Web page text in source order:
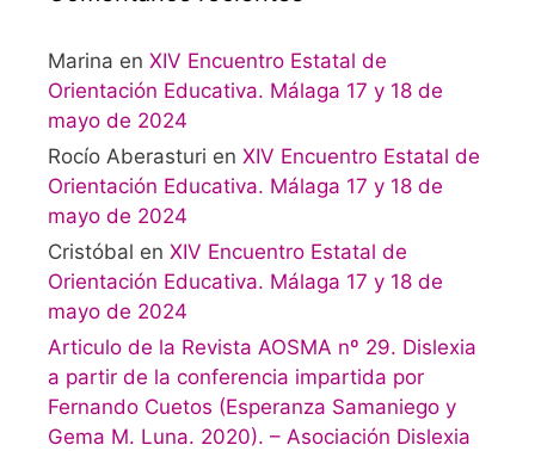
Marina en XIV Encuentro Estatal de
Orientación Educativa. Málaga 17 y 18 de
mayo de 2024
Rocío Aberasturi en XIV Encuentro Estatal de
Orientación Educativa. Málaga 17 y 18 de
mayo de 2024
Cristóbal en XIV Encuentro Estatal de
Orientación Educativa. Málaga 17 y 18 de
mayo de 2024
Articulo de la Revista AOSMA nº 29. Dislexia
a partir de la conferencia impartida por
Fernando Cuetos (Esperanza Samaniego y
Gema M. Luna. 2020). – Asociación Dislexia